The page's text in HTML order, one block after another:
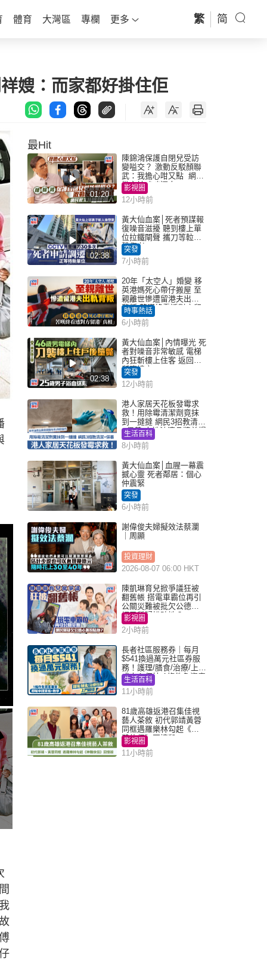
體育 大灣區 專欄 更多 繁 简
嫂：而家都好掛住佢
最Hit
01:20
陳錦鴻保護自閉兒受訪
變嗌交？ 激動反駁顏聯
武：我擔心咁又點 網民
批主持咄咄逼人
影視圈
12小時前
02:38
黃大仙血案│死者預謀報
復噪音滋擾 聽到樓上單
位拉鐵閘聲 攜刀等𨋢伏
擊傷者
突發
7小時前
20年「太空人」婚變 移
英港媽死心帶仔搬屋 至
親離世慘遭留港夫出軌
背叛 苦嘆終看透對方留
港「真相」｜Juicy叮
時事熱話
6小時前
02:38
黃大仙血案│內情曝光 死
者對噪音非常敏感 電梯
內狂斬樓上住客 返回住
所墮樓亡
突發
12小時前
港人家居天花板發霉求
救！用除霉清潔劑竟抹
到一撻撻 網民3招教清潔
+保養 本地油漆品牌曾提
醒勿用1物防變色
生活百科
8小時前
黃大仙血案│血腥一幕震
撼心靈 死者鄰居：個心
仲震緊
突發
6小時前
謝偉俊夫婦擬效法蔡瀾
｜周顯
投資理財
2026-08-07 06:00 HKT
陳凱琳育兒掀爭議狂被
翻舊帳 搭電車霸位再引
公關災難被批欠公德心
網民質疑扮貼地？
影視圈
2小時前
長者社區服務券｜每月
$541換過萬元社區券服
務！護理/膳食/治療/上門
或中心任揀 1條件免資產
審查（附申請資格及教
學）
生活百科
11小時前
81歲高雄返港召集佳視
藝人茶敘 初代郭靖黃蓉
同框遇羅樂林勾起《神
鵰俠侶》回憶殺
影視圈
11小時前